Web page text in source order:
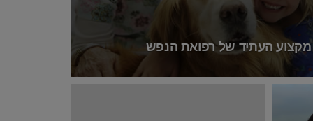
מקצוע העתיד של רפואת הנפש